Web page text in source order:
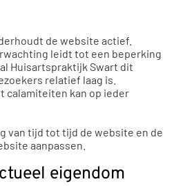
de website actief.
leidt tot een beperking
Huisartspraktijk Swart dit
relatief laag is.
calamiteiten kan op ieder
van tijd tot tijd de website en de
aanpassen.
eigendom